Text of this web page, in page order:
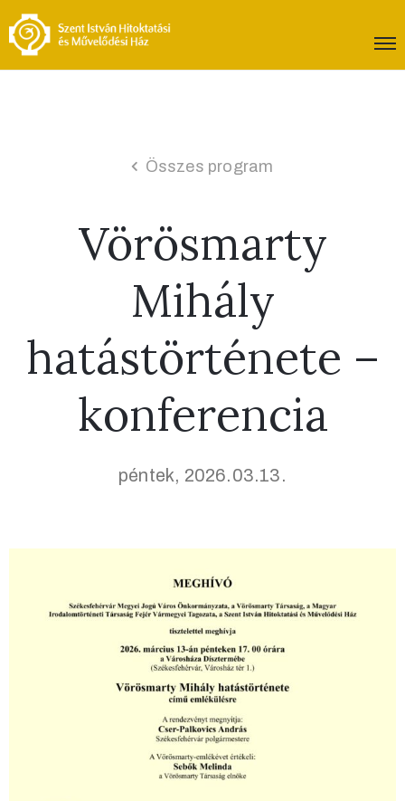
Összes program
Vörösmarty
Mihály
hatástörténete –
konferencia
péntek, 2026.03.13.